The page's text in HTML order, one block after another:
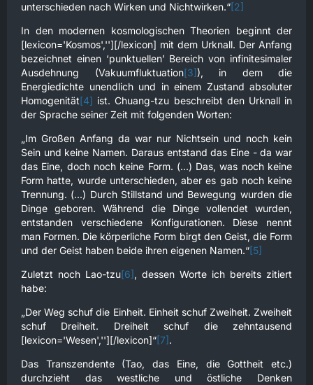
unterschieden nach Wirken und Nichtwirken.“[2]
In den modernen kosmologischen Theorien beginnt der
[lexicon='Kosmos',''][/lexicon] mit dem Urknall. Der Anfang
bezeichnet einen ‘punktuellen’ Bereich von infinitesimaler
Ausdehnung (Vakuumfluktuation[3]), in dem die
Energiedichte unendlich und in einem Zustand absoluter
Homogenität[4] ist. Chuang-tzu beschreibt den Urknall in
der Sprache seiner Zeit mit folgenden Worten:
„Im Großen Anfang da war nur Nichtsein und noch kein
Sein und keine Namen. Daraus entstand das Eine - da war
das Eine, doch noch keine Form. (...) Das, was noch keine
Form hatte, wurde unterschieden, aber es gab noch keine
Trennung. (...) Durch Stillstand und Bewegung wurden die
Dinge geboren. Während die Dinge vollendet wurden,
entstanden verschiedene Konfigurationen. Diese nennt
man Formen. Die körperliche Form birgt den Geist, die Form
und der Geist haben beide ihren eigenen Namen.“[5]
Zuletzt noch Lao-tzu[6] , dessen Worte ich bereits zitiert
habe:
„Der Weg schuf die Einheit. Einheit schuf Zweiheit. Zweiheit
schuf Dreiheit. Dreiheit schuf die zehntausend
[lexicon='Wesen',''][/lexicon]“[7] .
Das Transzendente (Tao, das Eine, die Gottheit etc.)
durchzieht das westliche und östliche Denken